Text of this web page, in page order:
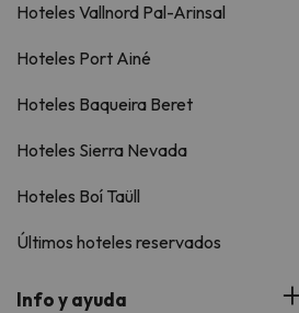
Hoteles Vallnord Pal-Arinsal
Hoteles Port Ainé
Hoteles Baqueira Beret
Hoteles Sierra Nevada
Hoteles Boí Taüll
Últimos hoteles reservados
Info y ayuda